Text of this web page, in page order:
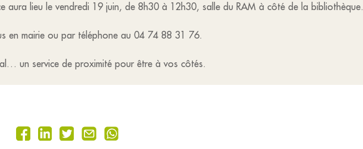
aura lieu le vendredi 19 juin, de 8h30 à 12h30, salle du RAM à côté de la bibliothèque.
en mairie ou par téléphone au 04 74 88 31 76.
un service de proximité pour être à vos côtés.